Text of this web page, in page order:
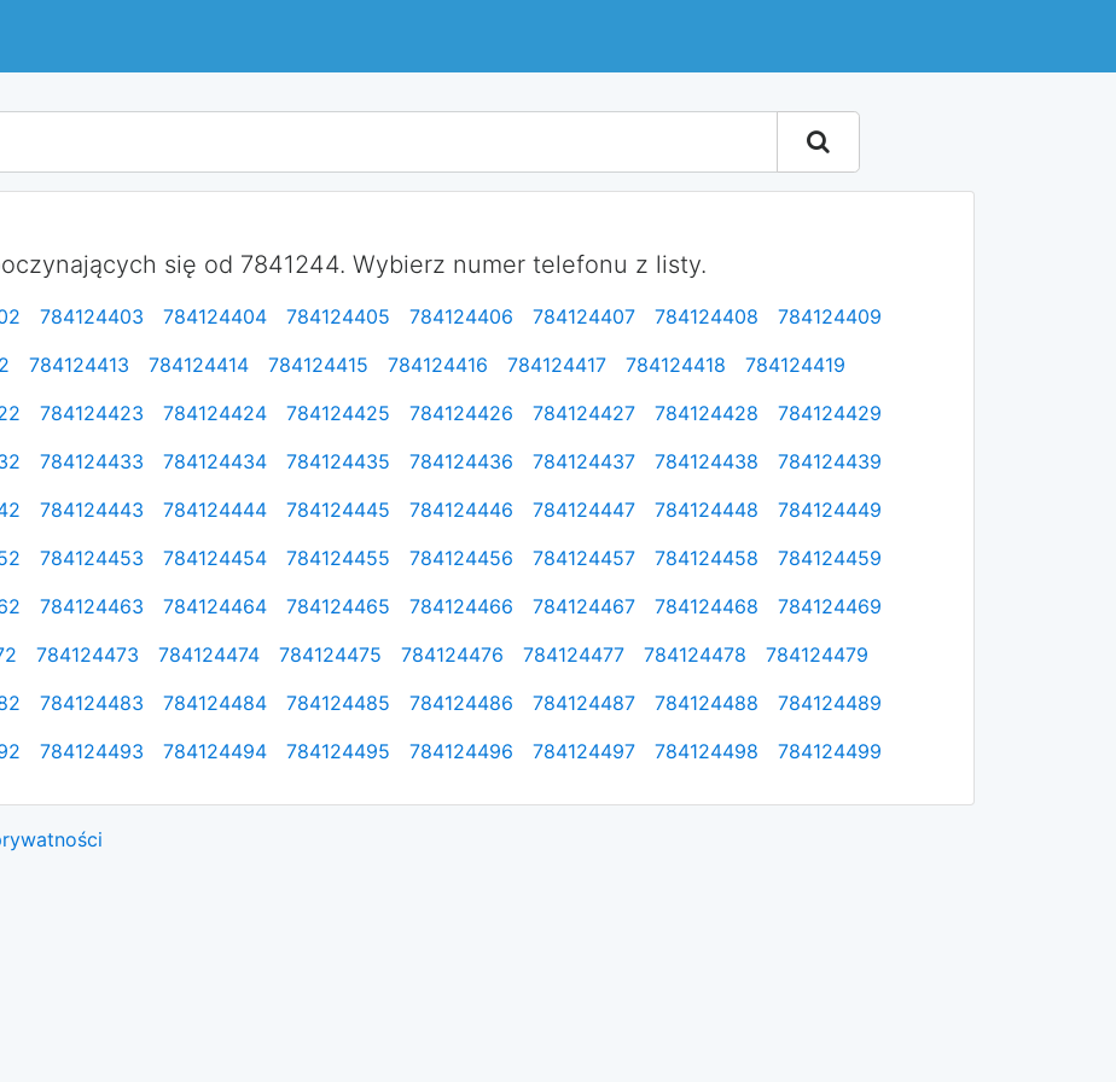
się od 7841244. Wybierz numer telefonu z listy.
784124403 784124404 784124405 784124406 784124407 784124408
784124409
784124413 784124414 784124415 784124416 784124417 784124418
784124419
784124423 784124424 784124425 784124426 784124427 784124428
784124429
784124433 784124434 784124435 784124436 784124437 784124438
784124439
784124443 784124444 784124445 784124446 784124447 784124448
784124449
784124453 784124454 784124455 784124456 784124457 784124458
784124459
784124463 784124464 784124465 784124466 784124467 784124468
784124469
784124473 784124474 784124475 784124476 784124477 784124478
784124479
784124483 784124484 784124485 784124486 784124487 784124488
784124489
784124493 784124494 784124495 784124496 784124497 784124498 784124499